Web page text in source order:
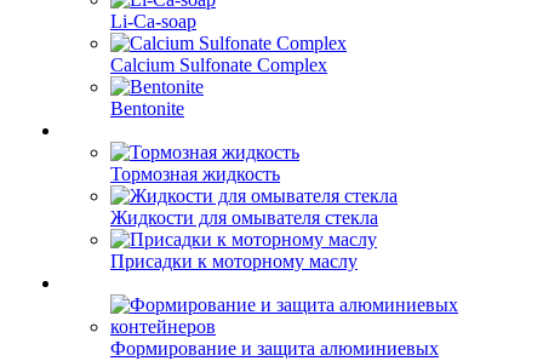
Li-Ca-soap
Calcium Sulfonate Complex
Bentonite
Тормозная жидкость
Жидкости для омывателя стекла
Присадки к моторному маслу
Формирование и защита алюминиевых